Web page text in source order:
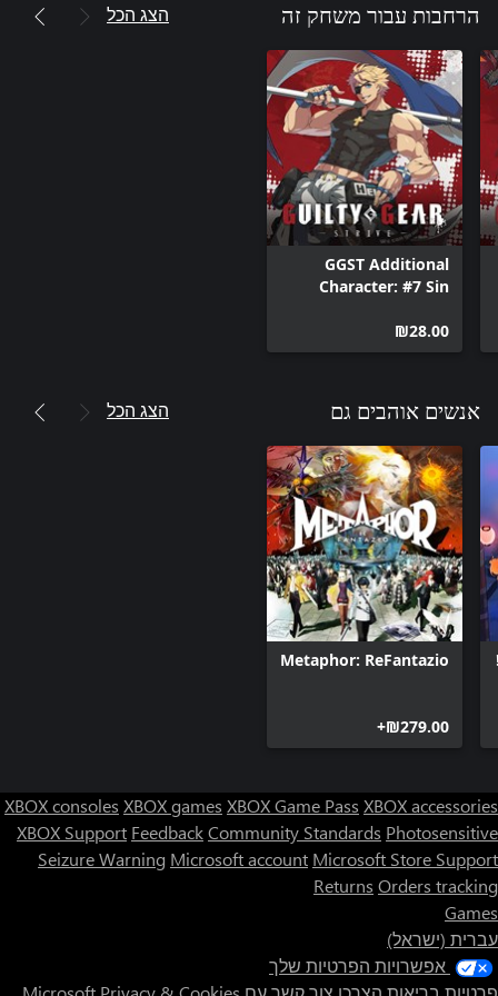
הרחבות עבור משחק זה הצג הכל
GGST Additional
Character: #7 Sin
‪₪‎28.00‬
אנשים אוהבים גם הצג הכל
Metaphor: ReFantazio
‪₪‎279.00‬+
XBOX consoles XBOX games XBOX Game Pass XBOX accessories
XBOX Support FeedbackCommunity Standards Photosensitive
Seizure Warning Microsoft account Microsoft Store Support
Returns Orders tracking
Games
עברית (ישראל)
אפשרויות הפרטיות שלך